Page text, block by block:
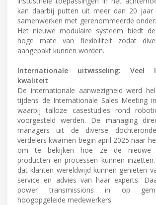
kan daarbij putten uit meer dan 20 jaar
samenwerken met gerenommeerde
Het nieuwe modulaire systeem biedt
hoge mate van flexibiliteit zodat
aangepakt kunnen worden.
Internationale uitwisseling: Veel
kwaliteit
De internationale aanwezigheid werd
tijdens de Internationale Sales Meeting
waarbij talloze casestudies rond
voorgesteld werden. De managing
managers uit de diverse
verdelers kwamen begin april 2025 naar
om te bekijken hoe ze de nieuwe
producten en processen kunnen
dat klanten wereldwijd kunnen genieten
service en advies van haar experts.
power transmissions in op
hoogopgeleide medewerkers.